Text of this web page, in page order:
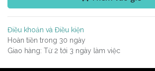
Điều khoản và Điều kiện
Hoàn tiền trong 30 ngày
Giao hàng: Từ 2 tới 3 ngày làm việc